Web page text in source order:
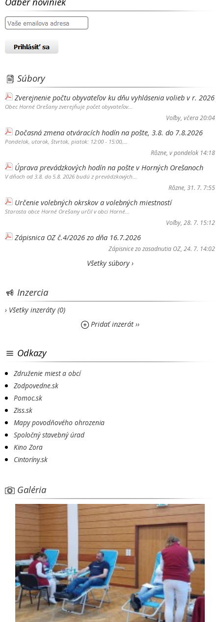
Súbory
Zverejnenie počtu obyvateľov ku dňu vyhlásenia volieb v r. 2026
Obec Horné Orešany zverejňuje počet obyvateľov...
Voľby, včera 20:04
Dočasná zmena otváracích hodín na pošte, 3.8. do 7.8.2026
Pondelok, utorok, štvrtok, piatok: 12:00 - 15:00,...
Rôzne, v pondelok 14:18
Úprava prevádzkových hodín na pošte v Horných Orešanoch
V dňoch od 3.8. do 5.8. 2026 budú z prevádzkových...
Rôzne, 31. 7. 7:55
Určenie volebných okrskov a volebných miestností
Starosta obce Horné Orešany určil v obci Horné...
Voľby, 28. 7. 15:12
Zápisnica OZ č.4/2026 zo dňa 16.7.2026
Zápisnice zo zasadnutia OZ, 24. 7. 14:02
Všetky súbory ›
Inzercia
› Všetky inzeráty (0)
Pridať inzerát ››
Odkazy
Združenie miest a obcí
Zodpovedne.sk
Pomoc.sk
Ziss.sk
Mapy povodňového ohrozenia
Spoločný stavebný úrad
Kino Zora
Cintoríny.sk
Galéria